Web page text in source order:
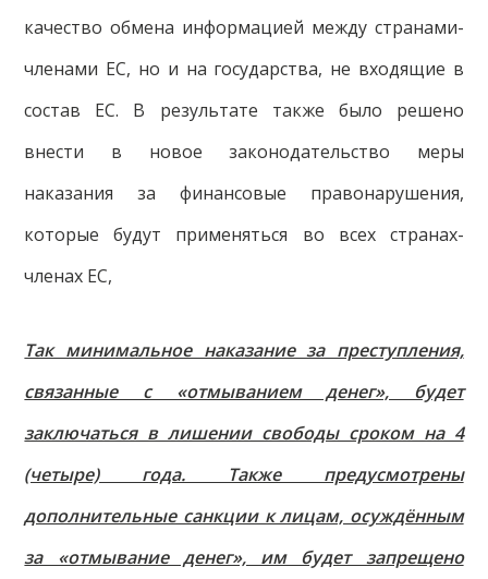
качество обмена информацией между странами-
членами ЕС, но и на государства, не входящие в
состав ЕС. В результате также было решено
внести в новое законодательство меры
наказания за финансовые правонарушения,
которые будут применяться во всех странах-
членах ЕС,
Так минимальное наказание за преступления,
связанные с «отмыванием денег», будет
заключаться в лишении свободы сроком на 4
(четыре) года. Также предусмотрены
дополнительные санкции к лицам, осуждённым
за «отмывание денег», им будет запрещено